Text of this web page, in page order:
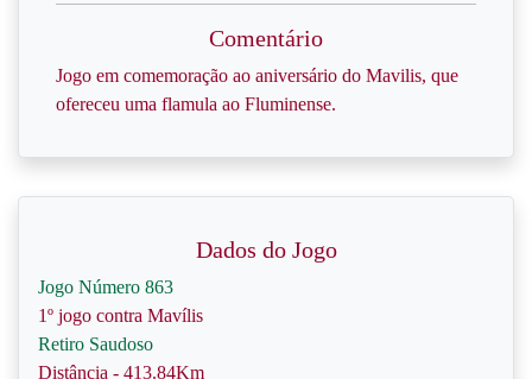
Comentário
Jogo em comemoração ao aniversário do Mavilis, que
ofereceu uma flamula ao Fluminense.
Dados do Jogo
Jogo Número 863
1º jogo contra Mavílis
Retiro Saudoso
Distância - 413.84Km